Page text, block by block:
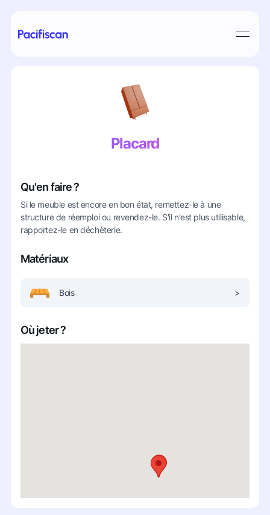
Placard
Qu'en faire ?
Si le meuble est encore en bon état, remettez-le à une
structure de réemploi ou revendez-le. S'il n'est plus utilisable,
rapportez-le en déchèterie.
Matériaux
Bois >
Où jeter ?